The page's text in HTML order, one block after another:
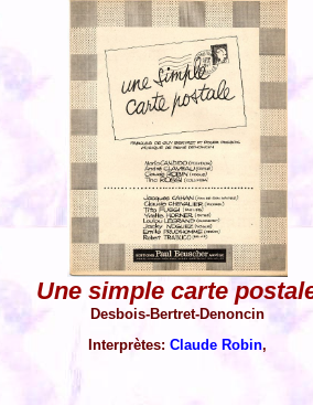
Une simple carte
Desbois-Bertret-Denoncin
Interprètes: Claude Robin,